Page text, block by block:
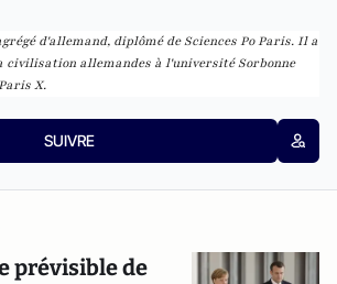
d'allemand, diplômé de Sciences Po Paris. Il a
civilisation allemandes à l'université Sorbonne
X.
SUIVRE
prévisible de